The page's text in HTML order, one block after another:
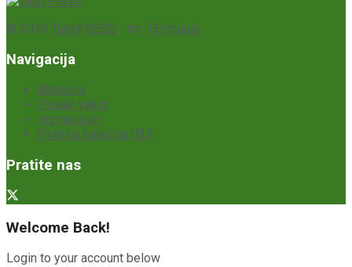
© 2026 TutinPRESS - by- IT-Impuls
Navigacija
Aktuelno
Pošalji vijest
Impressum
Politika kolačića (EU)
Pratite nas
Welcome Back!
Login to your account below